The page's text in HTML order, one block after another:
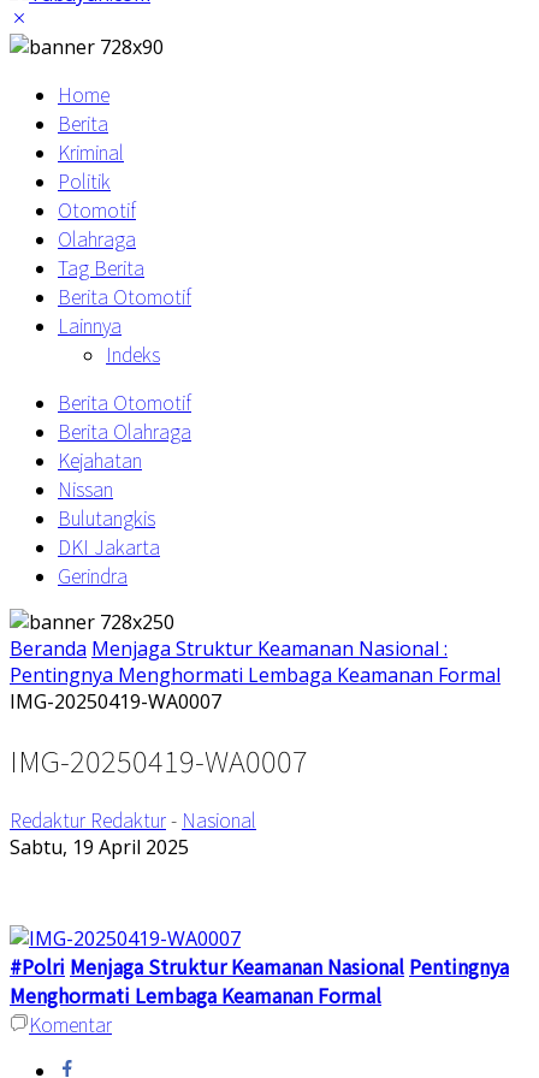
Home
Berita
Kriminal
Politik
Otomotif
Olahraga
Tag Berita
Berita Otomotif
Lainnya
Indeks
Berita Otomotif
Berita Olahraga
Kejahatan
Nissan
Bulutangkis
DKI Jakarta
Gerindra
Beranda Menjaga Struktur Keamanan Nasional :
Pentingnya Menghormati Lembaga Keamanan Formal
IMG-20250419-WA0007
IMG-20250419-WA0007
Redaktur Redaktur- Nasional
Sabtu, 19 April 2025
#Polri Menjaga Struktur Keamanan Nasional Pentingnya
Menghormati Lembaga Keamanan Formal
Komentar